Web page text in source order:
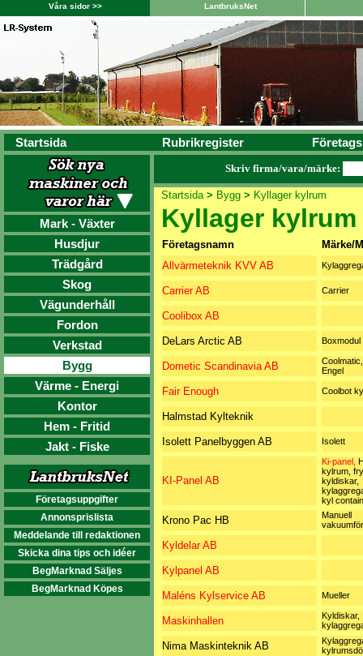
Våra sidor >> LantbruksNet
Startsida Rubrikregister
Mark - Växter
Husdjur
Trädgård
Skog
Vägunderhåll
Fordon
Verkstad
Bygg
Värme - Energi
Kontor
Hem - Fritid
Jakt - Fiske
Företagsuppgifter
Annonsprislista
Meddelande till redaktionen
Skicka dina tips och idéer
BegMarknad Säljes
BegMarknad Köpes
Skriv firma/vara/märke:
Startsida> Bygg > Kyllager kylrum
Kyllager kylrum
Företagsnamn
Märke/
Allvärmeteknik KVV AB
Carrier AB Carrier
Coolibox AB
DeLars Arctic AB Boxmodul
Dometic Scandinavia AB
Engel
Fair Enough Coolbot
Halmstad Kylteknik
Isolett Panelbyggen AB Isolett
KI-Panel AB
Ki-panel,
kylrum,
kyldiskar,
kyl
Krono Pac HB
Manuell
Kyldelar AB
Kylpanel AB
Maléns Kylservice AB Mueller
Maskinhallen
Kyldiskar,
Nima Maskinteknik AB